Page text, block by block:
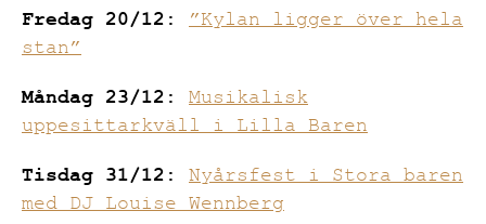
Fredag 20/12: ”Kylan ligger över hela
stan”
Måndag 23/12: Musikalisk
uppesittarkväll i Lilla Baren
Tisdag 31/12: Nyårsfest i Stora baren
med DJ Louise Wennberg